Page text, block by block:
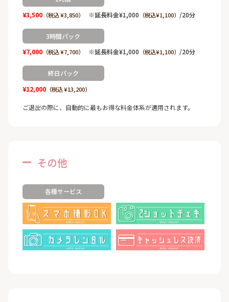
¥3,500（税込 ¥3,850） ※延長料金¥1,000 （税込¥1,100） /20分
3時間パック
¥7,000（税込 ¥7,700） ※延長料金¥1,000 （税込¥1,100） /20分
終日パック
¥12,000（税込 ¥13,200）
ご退出の際に、自動的に最もお得な料金体系が適用されます。
その他
各種サービス